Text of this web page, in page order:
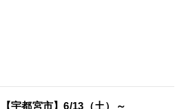
【宇都宮市】6/13（土）～